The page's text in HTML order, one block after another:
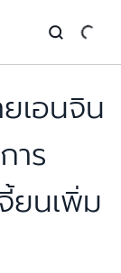
เอนจิน
าร
ยนเพิ่ม